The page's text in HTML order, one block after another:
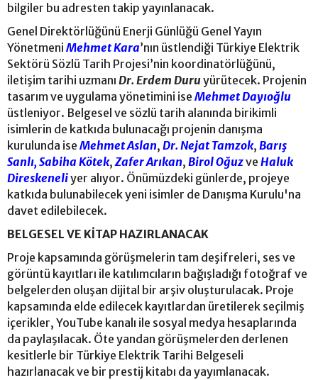
bilgiler bu adresten takip yayınlanacak.
Genel Direktörlüğünü Enerji Günlüğü Genel Yayın
Yönetmeni Mehmet Kara’nın üstlendiği Türkiye Elektrik
Sektörü Sözlü Tarih Projesi’nin koordinatörlüğünü,
iletişim tarihi uzmanı Dr. Erdem Duruyürütecek. Projenin
tasarım ve uygulama yönetimini ise Mehmet Dayıoğlu
üstleniyor. Belgesel ve sözlü tarih alanında birikimli
isimlerin de katkıda bulunacağı projenin danışma
kurulunda ise Mehmet Aslan, Dr. Nejat Tamzok, Barış
Sanlı, Sabiha Kötek,Zafer Arıkan, Birol Oğuzve Haluk
Direskeneliyer alıyor. Önümüzdeki günlerde, projeye
katkıda bulunabilecek yeni isimler de Danışma Kurulu'na
davet edilebilecek.
BELGESEL VE KİTAP HAZIRLANACAK
Proje kapsamında görüşmelerin tam deşifreleri, ses ve
görüntü kayıtları ile katılımcıların bağışladığı fotoğraf ve
belgelerden oluşan dijital bir arşiv oluşturulacak. Proje
kapsamında elde edilecek kayıtlardan üretilerek seçilmiş
içerikler, YouTube kanalı ile sosyal medya hesaplarında
da paylaşılacak. Öte yandan görüşmelerden derlenen
kesitlerle bir Türkiye Elektrik Tarihi Belgeseli
hazırlanacak ve bir prestij kitabı da yayımlanacak.